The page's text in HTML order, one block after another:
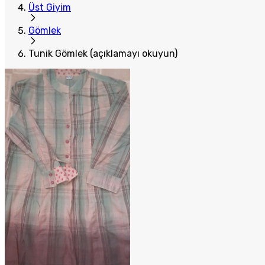
Üst Giyim
Gömlek
Tunik Gömlek (açıklamayı okuyun)